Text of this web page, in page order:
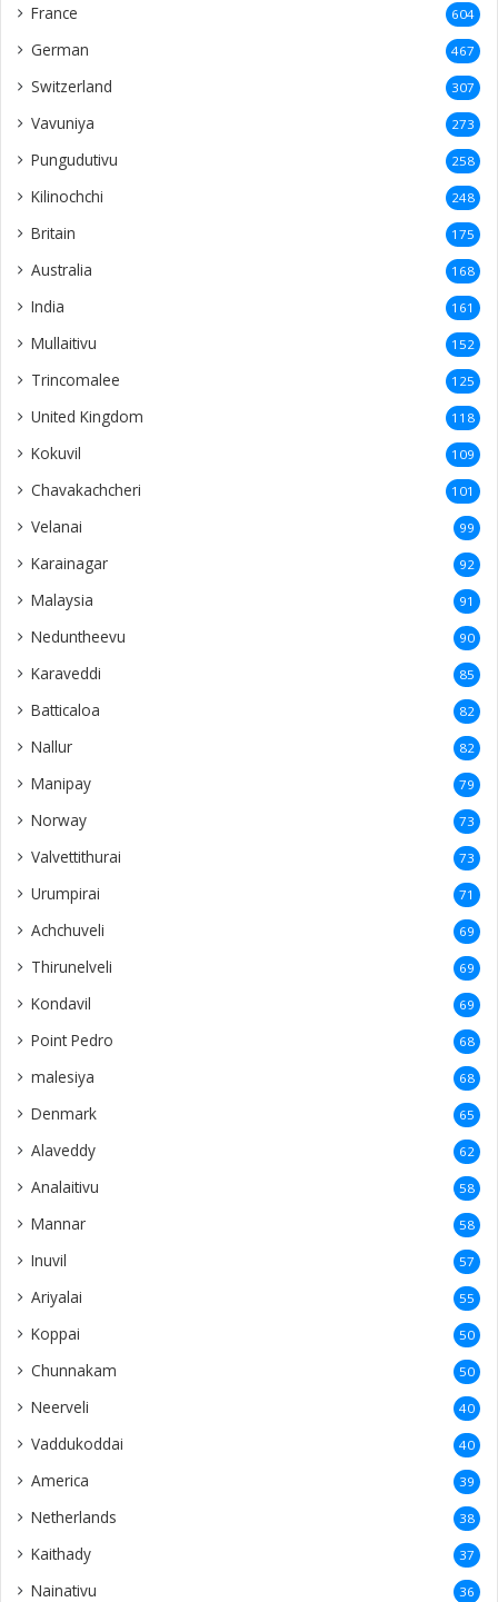
France 604
German 467
Switzerland 307
Vavuniya 273
Pungudutivu 258
Kilinochchi 248
Britain 175
Australia 168
India 161
Mullaitivu 152
Trincomalee 125
United Kingdom 118
Kokuvil 109
Chavakachcheri 101
Velanai 99
Karainagar 92
Malaysia 91
Neduntheevu 90
Karaveddi 85
Batticaloa 82
Nallur 82
Manipay 79
Norway 73
Valvettithurai 73
Urumpirai 71
Achchuveli 69
Thirunelveli 69
Kondavil 69
Point Pedro 68
malesiya 68
Denmark 65
Alaveddy 62
Analaitivu 58
Mannar 58
Inuvil 57
Ariyalai 55
Koppai 50
Chunnakam 50
Neerveli 40
Vaddukoddai 40
America 39
Netherlands 38
Kaithady 37
Nainativu 36